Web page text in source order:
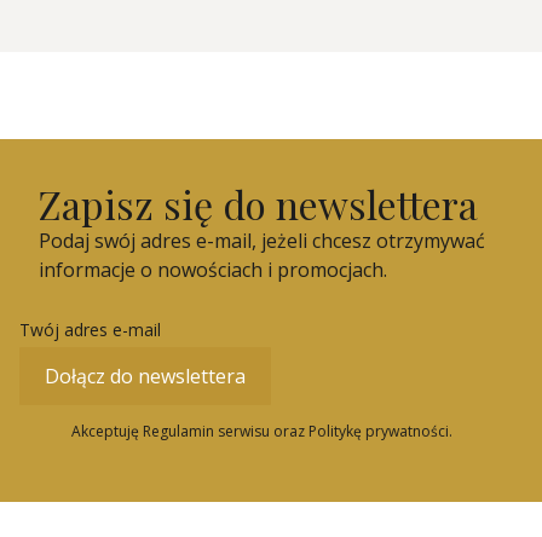
Zapisz się do newslettera
Podaj swój adres e-mail, jeżeli chcesz otrzymywać
informacje o nowościach i promocjach.
Twój adres e-mail
Dołącz do newslettera
Akceptuję Regulamin serwisu oraz Politykę prywatności.